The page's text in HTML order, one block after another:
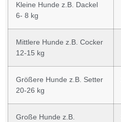
Kleine Hunde z.B. Dackel
6- 8 kg
Mittlere Hunde z.B. Cocker
12-15 kg
Größere Hunde z.B. Setter
20-26 kg
Große Hunde z.B.